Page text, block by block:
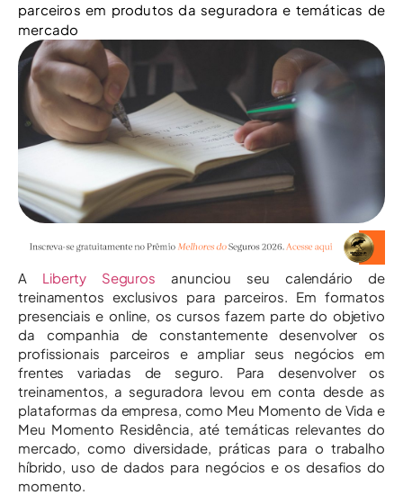
parceiros em produtos da seguradora e temáticas de
mercado
A Liberty Seguros anunciou seu calendário de
treinamentos exclusivos para parceiros. Em formatos
presenciais e online, os cursos fazem parte do objetivo
da companhia de constantemente desenvolver os
profissionais parceiros e ampliar seus negócios em
frentes variadas de seguro. Para desenvolver os
treinamentos, a seguradora levou em conta desde as
plataformas da empresa, como Meu Momento de Vida e
Meu Momento Residência, até temáticas relevantes do
mercado, como diversidade, práticas para o trabalho
híbrido, uso de dados para negócios e os desafios do
momento.